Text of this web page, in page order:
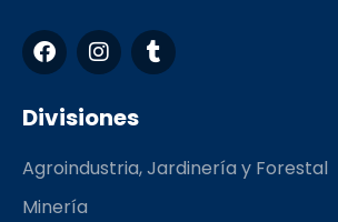
F
a
c
e
b
o
k
I
n
s
t
a
r
T
u
m
Divisiones
Agroindustria, Jardinería y Forestal
Minería